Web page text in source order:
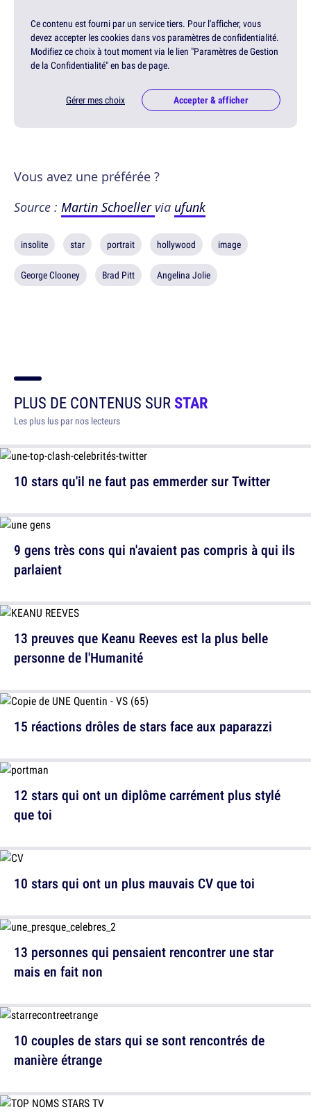
Ce contenu est fourni par un service tiers. Pour l'afficher, vous
devez accepter les cookies dans vos paramètres de confidentialité.
Modifiez ce choix à tout moment via le lien "Paramètres de Gestion
de la Confidentialité" en bas de page.
Gérer mes choix Accepter & afficher
Vous avez une préférée ?
Source : Martin Schoeller via ufunk
insolite star portrait hollywood image
George Clooney Brad Pitt Angelina Jolie
PLUS DE CONTENUS SURSTAR
Les plus lus par nos lecteurs
10 stars qu'il ne faut pas emmerder sur Twitter
13 preuves que Keanu Reeves est la plus belle
personne de l'Humanité
12 stars qui ont un diplôme carrément plus stylé
que toi
13 personnes qui pensaient rencontrer une star
mais en fait non
9 gens très cons qui n'avaient pas compris à qui ils
parlaient
15 réactions drôles de stars face aux paparazzi
10 stars qui ont un plus mauvais CV que toi
10 couples de stars qui se sont rencontrés de
manière étrange